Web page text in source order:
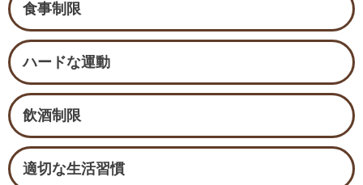
食事制限
ハードな運動
飲酒制限
適切な生活習慣